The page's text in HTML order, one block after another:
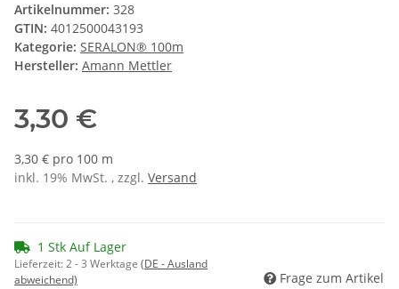
Artikelnummer: 328
GTIN: 4012500043193
Kategorie: SERALON® 100m
Hersteller: Amann Mettler
3,30 €
3,30 € pro 100 m
inkl. 19% MwSt. , zzgl. Versand
1 Stk Auf Lager
Lieferzeit:2 - 3 Werktage (DE - Ausland
abweichend)
Frage zum Artikel